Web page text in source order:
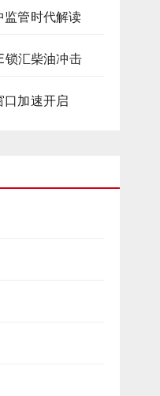
监管时代解读
锁汇柴油冲击
口加速开启